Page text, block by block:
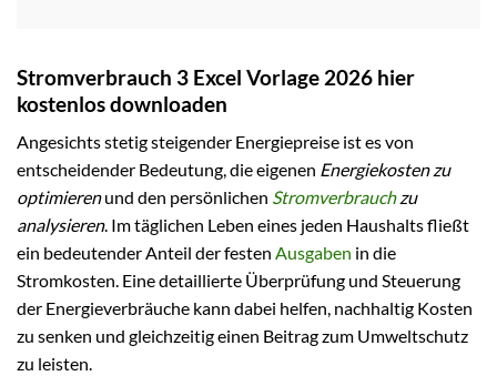
Stromverbrauch 3 Excel Vorlage 2026 hier
kostenlos downloaden
Angesichts stetig steigender Energiepreise ist es von
entscheidender Bedeutung, die eigenen Energiekosten zu
optimierenund den persönlichen Stromverbrauchzu
analysieren. Im täglichen Leben eines jeden Haushalts fließt
ein bedeutender Anteil der festen Ausgaben in die
Stromkosten. Eine detaillierte Überprüfung und Steuerung
der Energieverbräuche kann dabei helfen, nachhaltig Kosten
zu senken und gleichzeitig einen Beitrag zum Umweltschutz
zu leisten.